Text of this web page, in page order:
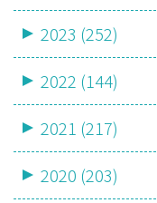
2023 (252)
2022 (144)
2021 (217)
2020 (203)